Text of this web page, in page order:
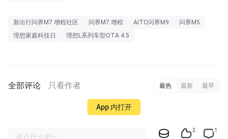
新出行问界M7 增程社区 问界M7 增程 AITO问界M9
问界M5
理想家庭科技日
理想L系列车型OTA 4.5
全部评论 只看作者 最热 最新 最早
说点什么吧~
2 1
App 内打开